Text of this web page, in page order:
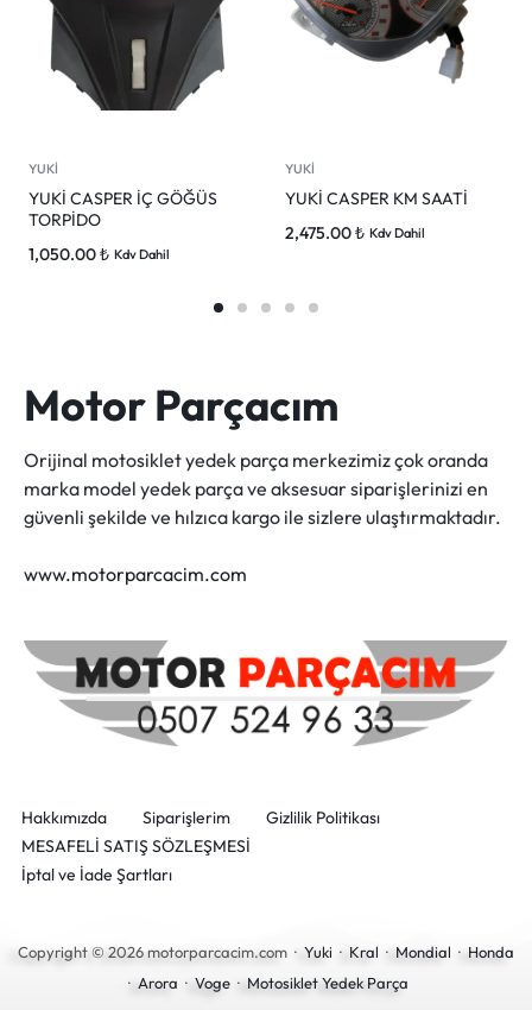
YUKİ
YUKİ CASPER İÇ GÖĞÜS
TORPİDO
1,050.00₺ Kdv Dahil
YUKİ
YUKİ CASPER KM SAATİ
2,475.00₺ Kdv Dahil
Motor Parçacım
Orijinal motosiklet yedek parça merkezimiz çok oranda
marka model yedek parça ve aksesuar siparişlerinizi en
güvenli şekilde ve hılzıca kargo ile sizlere ulaştırmaktadır.
www.motorparcacim.com
Hakkımızda Siparişlerim
Gizlilik Politikası
MESAFELİ SATIŞ SÖZLEŞMESİ
İptal ve İade Şartları
Copyright © 2026 motorparcacim.com · Yuki · Kral · Mondial · Honda
· Arora · Voge· Motosiklet Yedek Parça